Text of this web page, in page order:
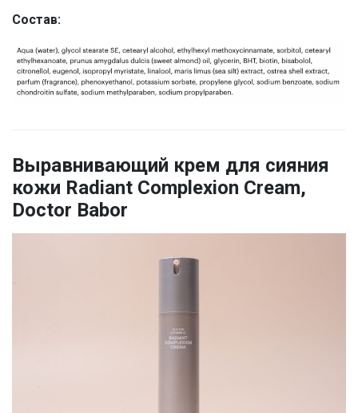
Состав:
Выравнивающий крем для сияния
кожи Radiant Complexion Cream,
Doctor Babor